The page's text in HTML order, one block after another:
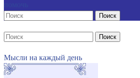
Поиск
Поиск
Мысли на каждый день